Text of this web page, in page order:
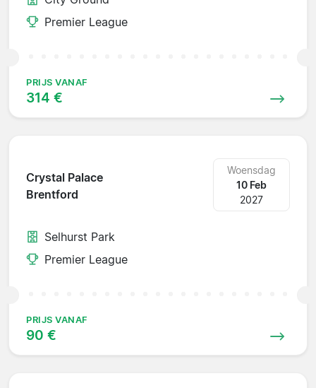
Premier League
PRIJS VANAF
314 €
Crystal Palace
Brentford
Woensdag
10 Feb
2027
Selhurst Park
Premier League
PRIJS VANAF
90 €